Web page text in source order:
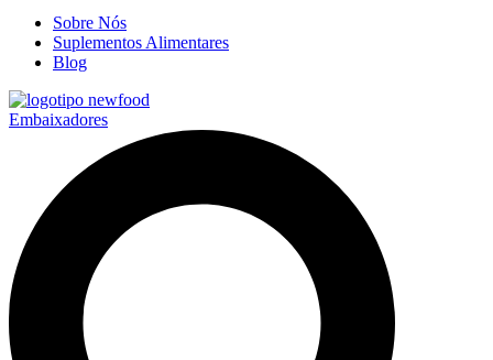
Sobre Nós
Suplementos Alimentares
Blog
Embaixadores